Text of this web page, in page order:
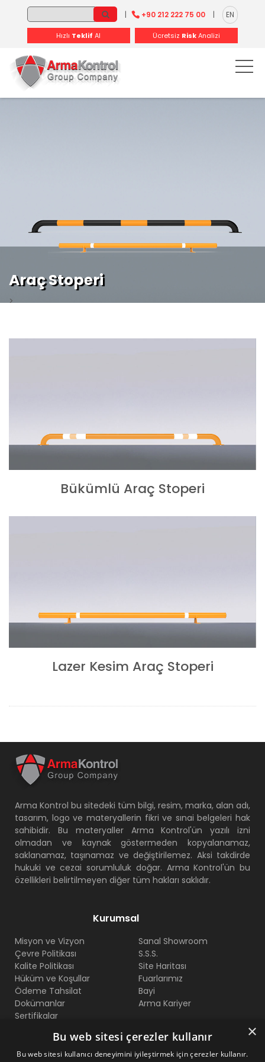
-- -
| +90 212 222 75 00 | EN
Hızlı Teklif Al Ücretsiz RiskAnalizi
>
Araç Stoperi
Bükümlü Araç Stoperi
Lazer Kesim Araç Stoperi
Arma Kontrol bu sitedeki tüm bilgi, resim, marka, alan adı,
tasarım, logo ve materyallerin fikri ve sınai belgeleri hak
sahibidir. Bu materyaller Arma Kontrol'ün yazılı izni
olmadan ve kaynak göstermeden kopyalanamaz,
saklanamaz, taşınamaz ve değiştirilemez. Aksi takdirde
hukuki ve cezai sorumluluk doğar. Arma Kontrol'ün bu
özellikleri belirtilmeyen diğer tüm hakları saklıdır.
Kurumsal
Misyon ve Vizyon
Çevre Politikası
Kalite Politikası
Hüküm ve Koşullar
Ödeme Tahsilat
Dokümanlar
Sertifikalar
Sanal Showroom
S.S.S.
Site Haritası
Fuarlarımız
Bayi
Arma Kariyer
Bize Ulaşın
×
Bu web sitesi çerezler kullanır
Bu web sitesi kullanıcı deneyimini iyileştirmek için çerezler kullanır.